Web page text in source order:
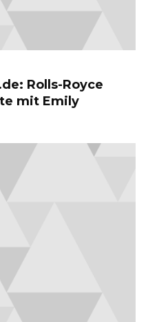
Rolls-Royce
mit Emily